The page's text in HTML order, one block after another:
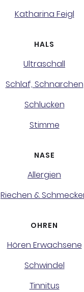
Katharina Feigl
HALS
Ultraschall
Schlaf, Schnarchen
Schlucken
Stimme
NASE
Allergien
Riechen &
OHREN
Hören Erwachsene
Schwindel
Tinnitus